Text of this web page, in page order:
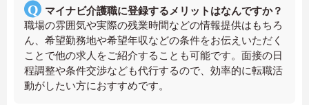
マイナビ介護職に登録するメリットはなんですか？
職場の雰囲気や実際の残業時間などの情報提供はもちろ
ん、希望勤務地や希望年収などの条件をお伝えいただく
ことで他の求人をご紹介することも可能です。面接の日
程調整や条件交渉なども代行するので、効率的に転職活
動がしたい方におすすめです。